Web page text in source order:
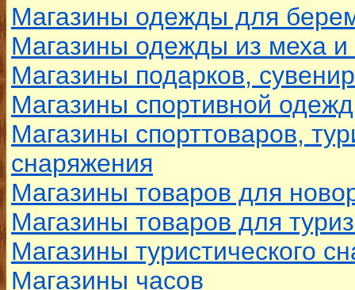
Магазины одежды для
Магазины одежды из меха и
Магазины подарков,
Магазины спортивной
Магазины спорттоваров,
снаряжения
Магазины товаров для
Магазины товаров для
Магазины туристического
Магазины часов